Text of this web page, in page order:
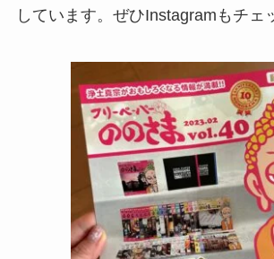
しています。ぜひInstagramもチェ